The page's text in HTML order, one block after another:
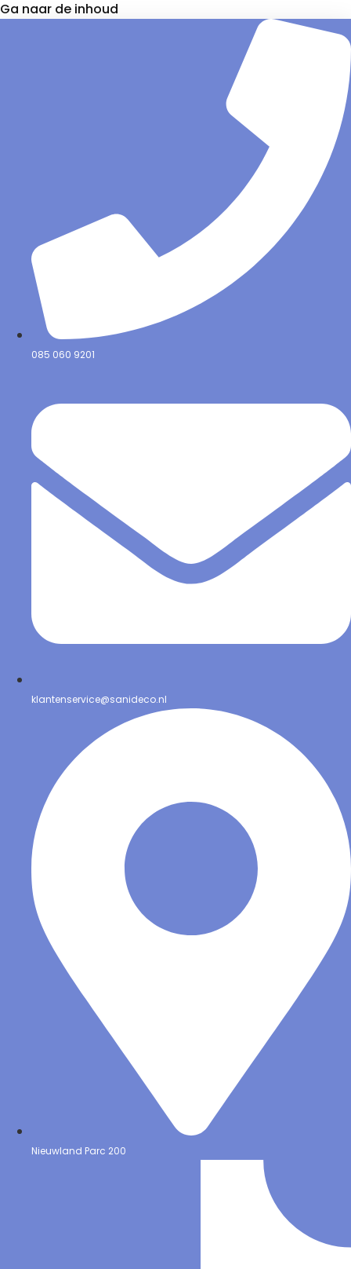
Ga naar de inhoud
085 060 9201
klantenservice@sanideco.nl
Nieuwland Parc 200